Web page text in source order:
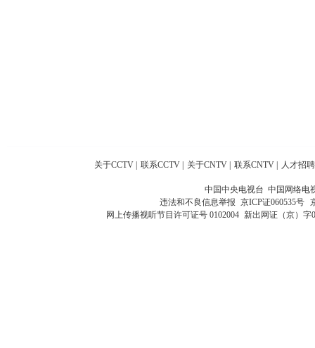
关于CCTV 联系CCTV 关于CNTV 联系CNTV 人才招聘
中国中央电视台 中国网络电
违法和不良信息举报 京ICP证060535号
网上传播视听节目许可证号 0102004 新出网证（京）